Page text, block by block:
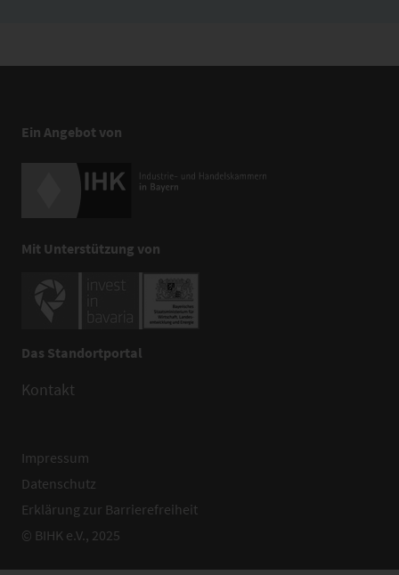
Ein Angebot von
Mit Unterstützung von
Das Standortportal
Kontakt
Impressum
Datenschutz
Erklärung zur Barrierefreiheit
© BIHK e.V., 2025